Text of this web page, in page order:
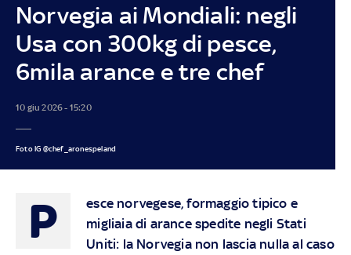
Norvegia ai Mondiali: negli
Usa con 300kg di pesce,
6mila arance e tre chef
10 giu 2026 - 15:20
Foto IG @chef_aronespeland
P
esce norvegese, formaggio tipico e
migliaia di arance spedite negli Stati
Uniti: la Norvegia non lascia nulla al caso